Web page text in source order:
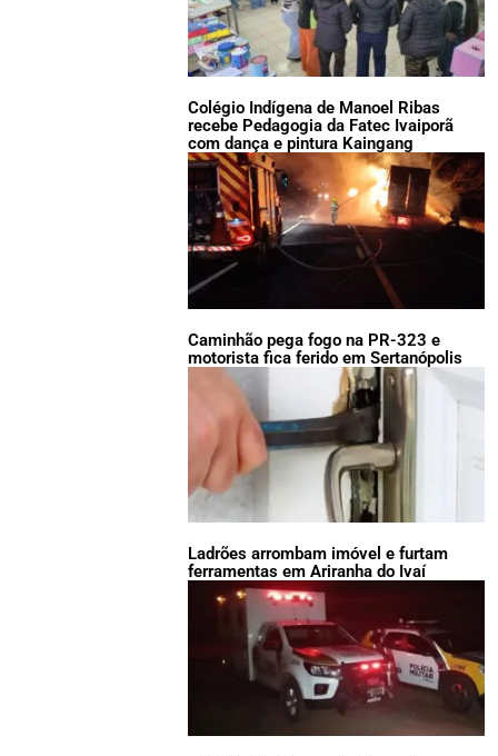
Colégio Indígena de Manoel Ribas
recebe Pedagogia da Fatec Ivaiporã
com dança e pintura Kaingang
Caminhão pega fogo na PR-323 e
motorista fica ferido em Sertanópolis
Ladrões arrombam imóvel e furtam
ferramentas em Ariranha do Ivaí